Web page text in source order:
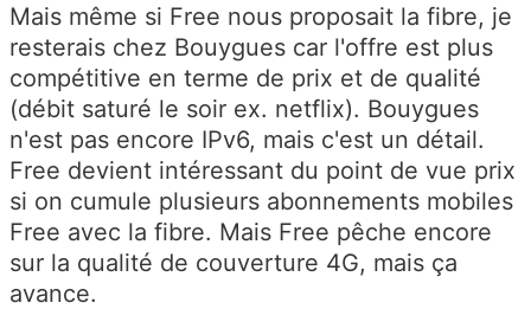
Mais même si Free nous proposait la fibre, je
resterais chez Bouygues car l'offre est plus
compétitive en terme de prix et de qualité
(débit saturé le soir ex. netflix). Bouygues
n'est pas encore IPv6, mais c'est un détail.
Free devient intéressant du point de vue prix
si on cumule plusieurs abonnements mobiles
Free avec la fibre. Mais Free pêche encore
sur la qualité de couverture 4G, mais ça
avance.